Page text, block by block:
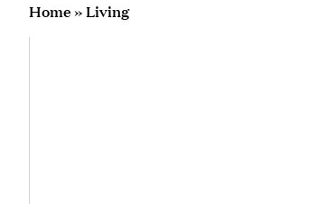
Home»Living